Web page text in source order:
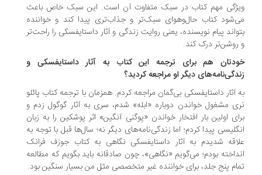
مهم کتاب در سبک متفاوت آن است. این سبک خاص باعث
کتاب حال‌وهوای سبک‌تر و جذاب‌تری پیدا کند و خواننده
پیام نویسنده، یعنی روایت زندگی و آثار داستایفسکی را راحت‌تر
درک کند.
هم برای ترجمه این کتاب به آثار داستایفسکی و
دیگر او مراجعه کردید؟
آثار داستایفسکی بی‌گمان مراجعه کردم. همزمان با ترجمه کتاب پائلو
مشغول خواندن دوباره «ابله» شدم، سری به آثار گوگول زدم و
اولین بار افتخار خواندن «یِوگنی آنگین» اثر پوشکین را به زبان
پیدا کردم؛ اما زندگی‌نامه‌های دیگر نه؛ سال‌ها قبل با توجه به
شدیدم به آثار داستایفسکی نگاهی به کتاب جوزف فرانک
بودم؛ می‌گویم «نگاهی»، چون صادقانه باید بگویم که مطالعه
پنج جلد، برای خواننده غیر متخصصی مثل من بسیار سنگین بود.